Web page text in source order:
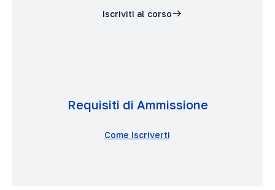
Iscriviti al corso
Requisiti di Ammissione
Come Iscriverti